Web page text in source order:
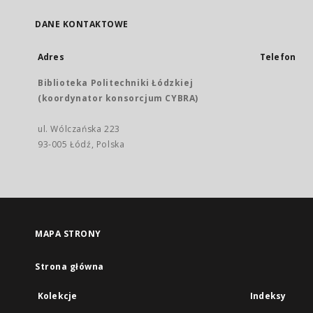
DANE KONTAKTOWE
Adres
Biblioteka Politechniki Łódzkiej
(koordynator konsorcjum CYBRA)
ul. Wólczańska 223
93-005 Łódź, Polska
Telefon
MAPA STRONY
Strona główna
Kolekcje Indeksy